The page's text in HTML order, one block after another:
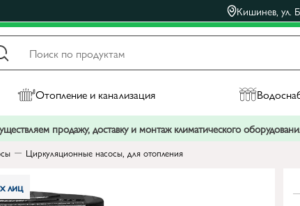
Кишинев, ул.
Отопление и канализация
продажу, доставку и монтаж климатического
Циркуляционные насосы, для отопления
лиц